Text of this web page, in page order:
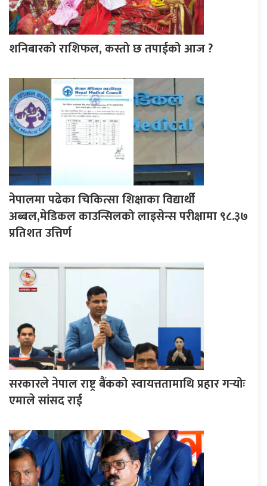
शनिबारको राशिफल, कस्तो छ तपाईको आज ?
नेपालमा पढेका चिकित्सा शिक्षाका विद्यार्थी
अब्बल,मेडिकल काउन्सिलको लाइसेन्स परीक्षामा ९८.३७
प्रतिशत उत्तिर्ण
सरकारले नेपाल राष्ट्र बैंकको स्वायत्ततामाथि प्रहार गर्‍योः
एमाले सांसद राई